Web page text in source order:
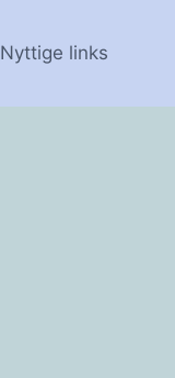
Nyttige links